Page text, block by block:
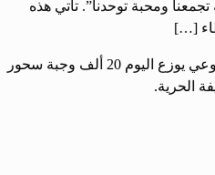
ومحبة توحدنا”. تأتي هذه
[…]
ظهرت المقالة فريق عطاء التطوعي يوزع اليوم 20 ألف وجبة سحور
الحرية.